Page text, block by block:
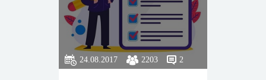
24.08.2017 2203 2